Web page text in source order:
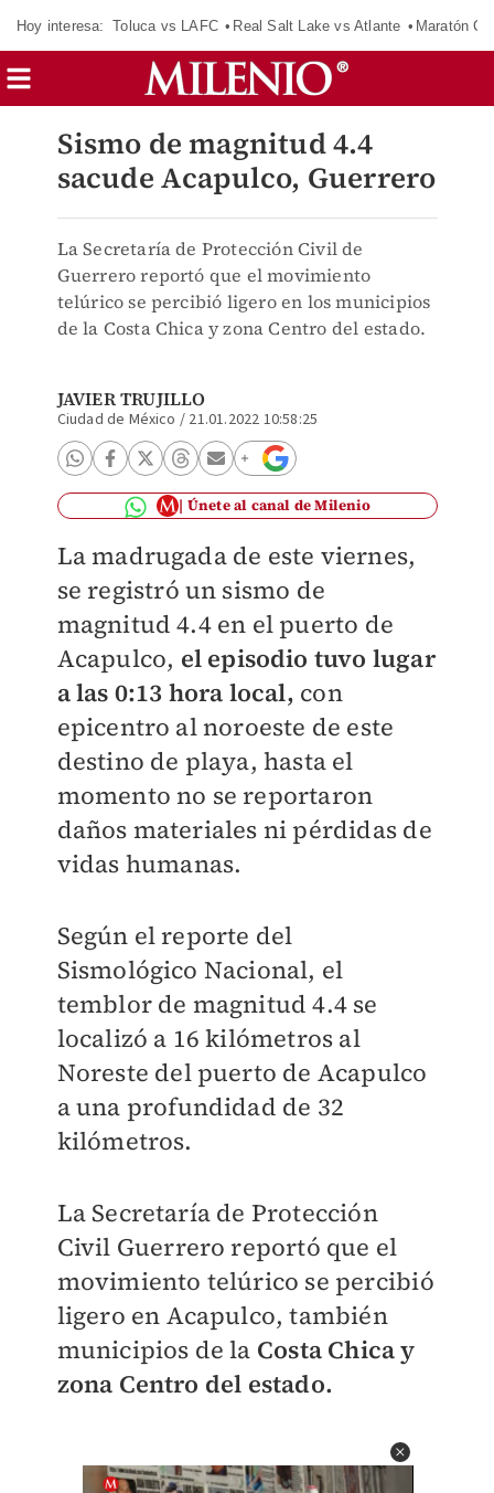
Hoy interesa: Toluca vs LAFC Real Salt Lake vs Atlante Maratón
Sismo de magnitud 4.4
sacude Acapulco, Guerrero
La Secretaría de Protección Civil de
Guerrero reportó que el movimiento
telúrico se percibió ligero en los municipios
de la Costa Chica y zona Centro del estado.
JAVIER TRUJILLO
Ciudad de México / 21.01.2022 10:58:25
Únete al canal de Milenio
La madrugada de este viernes,
se registró un sismo de
magnitud 4.4 en el puerto de
Acapulco, el episodio tuvo lugar
a las 0:13 hora local, con
epicentro al noroeste de este
destino de playa, hasta el
momento no se reportaron
daños materiales ni pérdidas de
vidas humanas.
Según el reporte del
Sismológico Nacional, el
temblor de magnitud 4.4 se
localizó a 16 kilómetros al
Noreste del puerto de Acapulco
a una profundidad de 32
kilómetros.
La Secretaría de Protección
Civil Guerrero reportó que el
movimiento telúrico se percibió
ligero en Acapulco, también
municipios de la Costa Chica y
zona Centro del estado.